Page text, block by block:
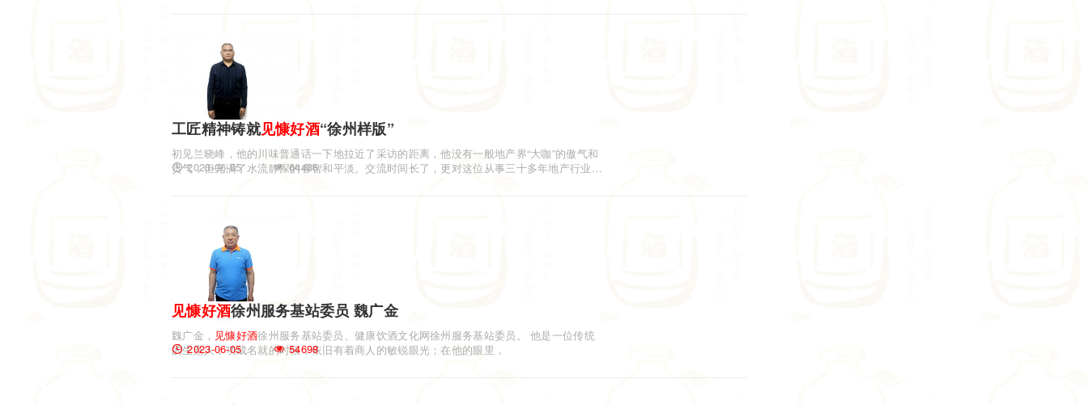
工匠精神铸就见慷好酒“徐州样版”
初见兰晓峰，他的川味普通话一下地拉近了采访的距离，他没有一般地产界“大咖”的傲气和
贵气，但充满了水流静深的睿智和平淡。交流时间长了，更对这位从事三十多年地产行业的
2023-06-05 64486
见慷好酒徐州服务基站委员 魏广金
魏广金， 见慷好酒徐州服务基站委员、健康饮酒文化网徐州服务基站委员。 他是一位传统
的生意人，功成名就的时候，依旧有着商人的敏锐眼光；在他的眼里，
2023-06-05 54698